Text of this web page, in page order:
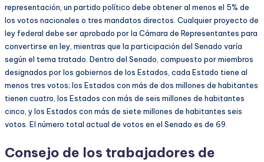
representación, un partido político debe obtener al menos el 5% de
los votos nacionales o tres mandatos directos. Cualquier proyecto de
ley federal debe ser aprobado por la Cámara de Representantes para
convertirse en ley, mientras que la participación del Senado varía
según el tema tratado. Dentro del Senado, compuesto por miembros
designados por los gobiernos de los Estados, cada Estado tiene al
menos tres votos; los Estados con más de dos millones de habitantes
tienen cuatro, los Estados con más de seis millones de habitantes
cinco, y los Estados con más de siete millones de habitantes seis
votos. El número total actual de votos en el Senado es de 69.
Consejo de los trabajadores de